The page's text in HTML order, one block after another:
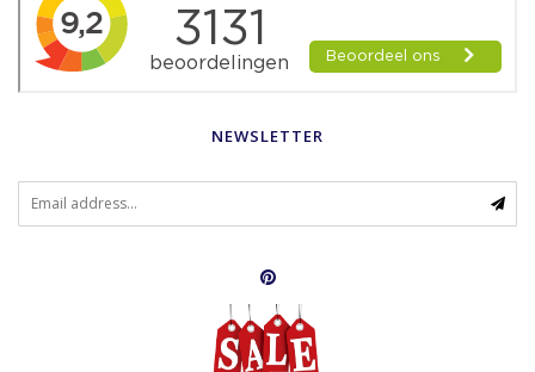
NEWSLETTER